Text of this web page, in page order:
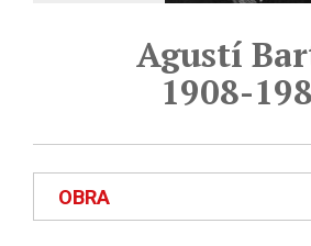
Agustí
1908-
OBRA